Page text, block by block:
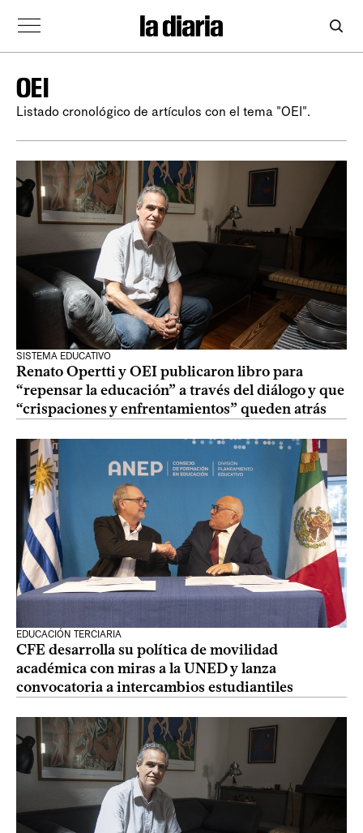
OEI
Listado cronológico de artículos con el tema "OEI".
SISTEMA EDUCATIVO
Renato Opertti y OEI publicaron libro para
“repensar la educación” a través del diálogo y que
“crispaciones y enfrentamientos” queden atrás
EDUCACIÓN TERCIARIA
CFE desarrolla su política de movilidad
académica con miras a la UNED y lanza
convocatoria a intercambios estudiantiles